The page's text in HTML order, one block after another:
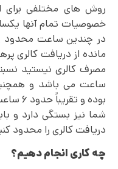
روش های مختلفی برای
خصوصیات تمام آنها
در چندین ساعت محدود
مانده از دریافت کالری
ساعت می باشد و
بوده
شما نیز بستگی دارد و
دریافت کالری را محدود
چه کاری انجام دهیم؟